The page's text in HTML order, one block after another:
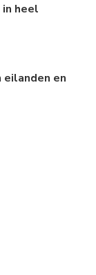
heel
en